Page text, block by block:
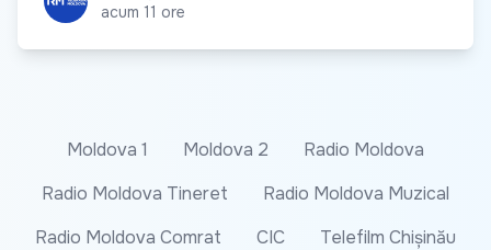
acum 11 ore
Moldova 1 Moldova 2
Radio Moldova
Radio Moldova Tineret
Radio Moldova Muzical
Radio Moldova Comrat
CIC
Telefilm Chișinău